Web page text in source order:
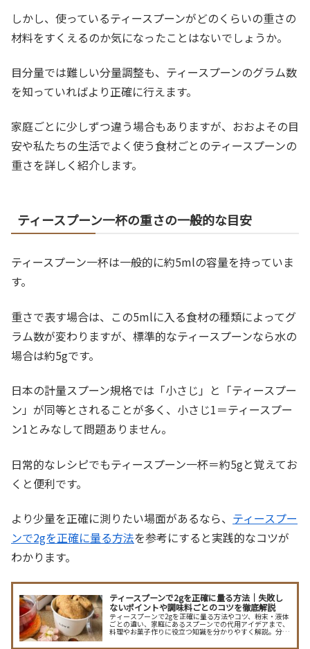
しかし、使っているティースプーンがどのくらいの重さの
材料をすくえるのか気になったことはないでしょうか。
目分量では難しい分量調整も、ティースプーンのグラム数
を知っていればより正確に行えます。
家庭ごとに少しずつ違う場合もありますが、おおよその目
安や私たちの生活でよく使う食材ごとのティースプーンの
重さを詳しく紹介します。
ティースプーン一杯の重さの一般的な目安
ティースプーン一杯は一般的に約5mlの容量を持っていま
す。
重さで表す場合は、この5mlに入る食材の種類によってグ
ラム数が変わりますが、標準的なティースプーンなら水の
場合は約5gです。
日本の計量スプーン規格では「小さじ」と「ティースプー
ン」が同等とされることが多く、小さじ1＝ティースプー
ン1とみなして問題ありません。
日常的なレシピでもティースプーン一杯＝約5gと覚えてお
くと便利です。
より少量を正確に測りたい場面があるなら、 ティースプー
ンで2gを正確に量る方法を参考にすると実践的なコツが
わかります。
ティースプーンで2gを正確に量る方法｜失敗し
ないポイントや調味料ごとのコツを徹底解説
ティースプーンで2gを正確に量る方法やコツ、粉末・液体
ごとの違い、家庭にあるスプーンでの代用アイデアまで、
料理やお菓子作りに役立つ知識を分かりやすく解説。分量